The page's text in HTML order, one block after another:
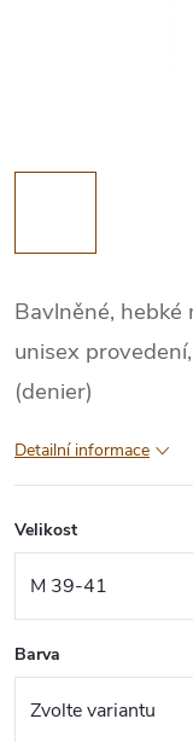
Bavlněné, hebké
unisex
(denier)
Detailní informace
Velikost
Barva